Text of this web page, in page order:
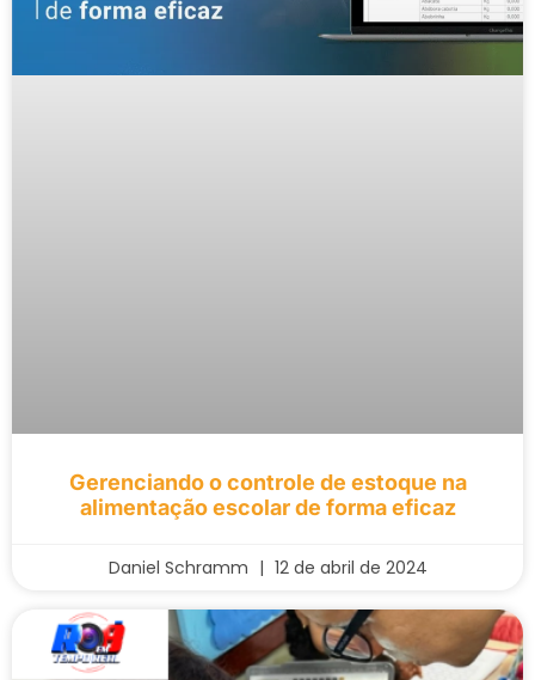
Gerenciando o controle de estoque na
alimentação escolar de forma eficaz
Daniel Schramm 12 de abril de 2024